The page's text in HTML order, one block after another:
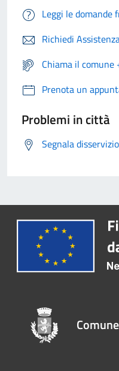
Leggi le domande
Richiedi
Chiama il
Prenota un
Problemi in città
Segnala disservizio